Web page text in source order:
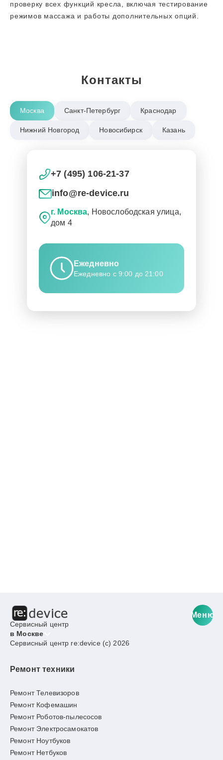
проверку всех функций кресла, включая тестирование
режимов массажа и работы дополнительных опций.
Контакты
Москва Санкт-Петербург Краснодар
Нижний Новгород Новосибирск Казань
+7 (495) 106-21-37
info@re-device.ru
г. Москва, Новослободская улица,
дом 4
Ежедневно
Ежедневно с 9:00 до 21:00
Сервисный центр
в Москве
Меню
Сервисный центр re:device (c) 2026
Ремонт техники
Ремонт Телевизоров
Ремонт Кофемашин
Ремонт Роботов-пылесосов
Ремонт Электросамокатов
Ремонт Ноутбуков
Ремонт Нетбуков